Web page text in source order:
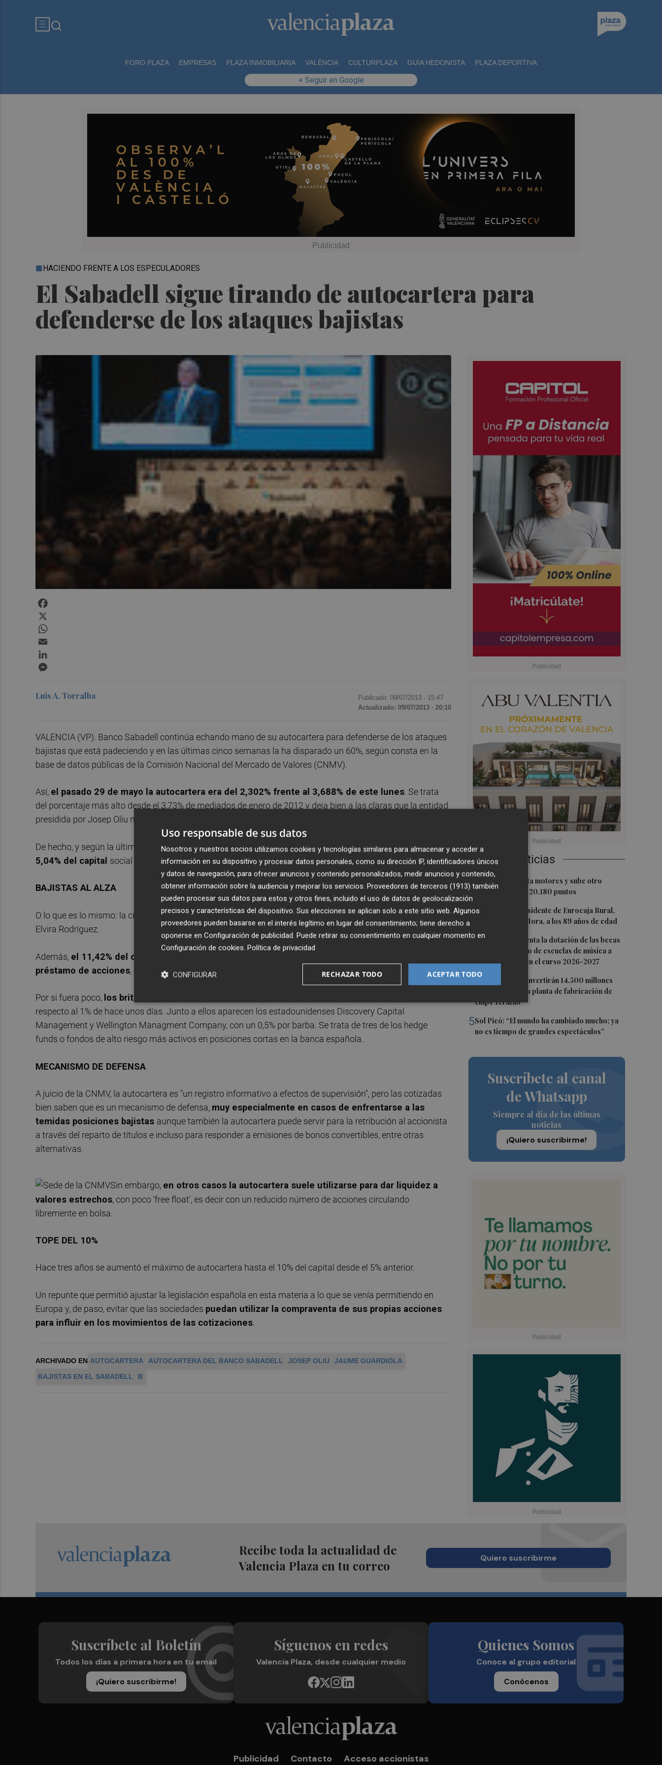
FORO PLAZA EMPRESAS PLAZA INMOBILIARIA VALÈNCIA CULTURPLAZA GUÍA HEDONISTA PLAZA DEPORTIVA
+ Seguir en Google
El Sabadell sigue tirando de autocartera para
defenderse de los ataques bajistas
HACIENDO FRENTE A LOS ESPECULADORES
Últimas Noticias
1 El Ibex 35 aprieta motores y sube otro
0,62%, hasta los 20.180 puntos
2Fallece el expresidente de Eurocaja Rural,
Andrés Gómez Mora, a los 89 años de edad
3 CaixaBank aumenta la dotación de las becas
para el alumnado de escuelas de música a
275.000 euros en el curso 2026-2027
4 Tesla y SpaceX invertirán 14.500 millones
para construir la planta de fabricación de
chips Terafab
5Sol Picó: “El mundo ha cambiado mucho; ya
no es tiempo de grandes espectáculos”
Suscríbete al canal
de Whatsapp
Siempre al día de las últimas
noticias
¡Quiero suscribirme!
Luis A. Torralba Publicado: 09/07/2013 · 15:47
Actualizado: 09/07/2013 · 20:10
VALENCIA (VP). Banco Sabadell continúa echando mano de su autocartera para defenderse de los ataques
bajistas que está padeciendo y en las últimas cinco semanas la ha disparado un 60%, según consta en la
base de datos públicas de la Comisión Nacional del Mercado de Valores (CNMV).
Así, el pasado 29 de mayo la autocartera era del 2,302% frente al 3,688% de este lunes. Se trata
del porcentaje más alto desde el 3,73% de mediados de enero de 2012 y deja bien a las claras que la entidad
presidida por Josep Oliu no se está cruzando de brazos ante las embestidas de los especuladores de turno.
De hecho, y según la última comunicación de la CNMV a 28 de junio pasado,los 'cortos' controlaban el
5,04% del capital social del banco vallesano.
BAJISTAS AL ALZA
O lo que es lo mismo: la cifra más elevada de las que da cumplida información el organismo que preside
Elvira Rodríguez.
Además, el 11,42% del capital social -algo más de 338 millones de títulos- estaba ayer en
préstamo de acciones, es decir, la antesala de las posiciones bajistas.
Por si fuera poco, los británicos de Marshall Wace LLP han aumentado sus 'cortos' hasta el 1,11%
respecto al 1% de hace unos días. Junto a ellos aparecen los estadounidenses Discovery Capital
Management y Wellington Managment Company, con un 0,5% por barba. Se trata de tres de los hedge
funds o fondos de alto riesgo más activos en posiciones cortas en la banca española.
MECANISMO DE DEFENSA
A juicio de la CNMV, la autocartera es "un registro informativo a efectos de supervisión", pero las cotizadas
bien saben que es un mecanismo de defensa, muy especialmente en casos de enfrentarse a las
temidas posiciones bajistas aunque también la autocartera puede servir para la retribución al accionista
a través del reparto de títulos e incluso para responder a emisiones de bonos convertibles, entre otras
alternativas.
Sin embargo, en otros casos la autocartera suele utilizarse para dar liquidez a
valores estrechos, con poco ‘free float', es decir con un reducido número de acciones circulando
libremente en bolsa.
TOPE DEL 10%
Hace tres años se aumentó el máximo de autocartera hasta el 10% del capital desde el 5% anterior.
Un repunte que permitió ajustar la legislación española en esta materia a lo que se venía permitiendo en
Europa y, de paso, evitar que las sociedades puedan utilizar la compraventa de sus propias acciones
para influir en los movimientos de las cotizaciones.
ARCHIVADO EN AUTOCARTERA AUTOCARTERA DEL BANCO SABADELL JOSEP OLIU
JAUME GUARDIOLA
BAJISTAS EN EL SABADELL
B
Recibe toda la actualidad de
Valencia Plaza en tu correo
Quiero suscribirme
Suscríbete al Boletín
Todos los días a primera hora en tu email
¡Quiero suscribirme!
Síguenos en redes
Valencia Plaza, desde cualquier medio
Quienes Somos
Conoce al grupo editorial
Conócenos
Publicidad Contacto Acceso accionistas
Uso responsable de sus datos
Nosotros y nuestros socios utilizamos cookies y tecnologías similares para almacenar y acceder a
información en su dispositivo y procesar datos personales, como su dirección IP, identificadores únicos
y datos de navegación, para ofrecer anuncios y contenido personalizados, medir anuncios y contenido,
obtener información sobre la audiencia y mejorar los servicios. Proveedores de terceros (1913) también
pueden procesar sus datos para estos y otros fines, incluido el uso de datos de geolocalización
precisos y características del dispositivo. Sus elecciones se aplican solo a este sitio web. Algunos
proveedores pueden basarse en el interés legítimo en lugar del consentimiento; tiene derecho a
oponerse en Configuración de publicidad. Puede retirar su consentimiento en cualquier momento en
Configuración de cookies. Política de privacidad
ACEPTAR TODO
RECHAZAR TODO
CONFIGURAR